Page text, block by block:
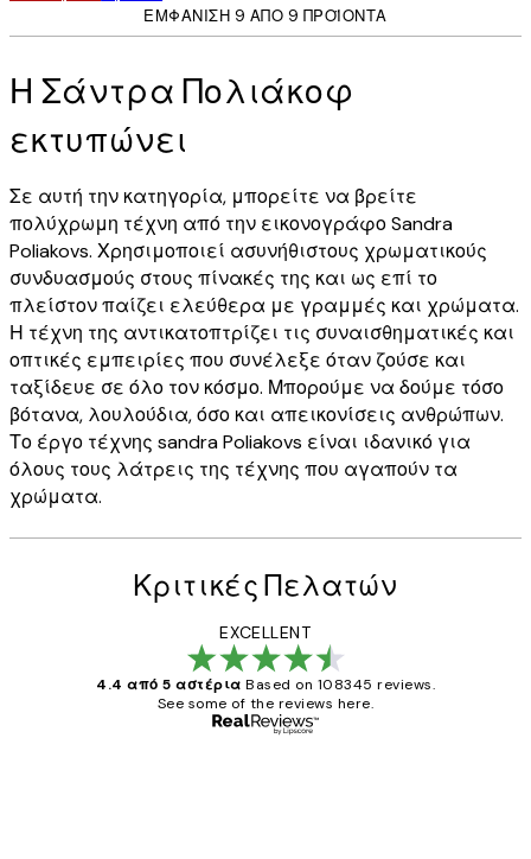
ΕΜΦΆΝΙΣΗ 9 ΑΠΌ 9 ΠΡΟΪΌΝΤΑ
Η Σάντρα Πολιάκοφ
εκτυπώνει
Σε αυτή την κατηγορία, μπορείτε να βρείτε
πολύχρωμη τέχνη από την εικονογράφο Sandra
Poliakovs. Χρησιμοποιεί ασυνήθιστους χρωματικούς
συνδυασμούς στους πίνακές της και ως επί το
πλείστον παίζει ελεύθερα με γραμμές και χρώματα.
Η τέχνη της αντικατοπτρίζει τις συναισθηματικές και
οπτικές εμπειρίες που συνέλεξε όταν ζούσε και
ταξίδευε σε όλο τον κόσμο. Μπορούμε να δούμε τόσο
βότανα, λουλούδια, όσο και απεικονίσεις ανθρώπων.
Το έργο τέχνης sandra Poliakovs είναι ιδανικό για
όλους τους λάτρεις της τέχνης που αγαπούν τα
χρώματα.
Κριτικές Πελατών
EXCELLENT
4.4 από 5 αστέρια Based on 108345 reviews.
See some of the reviews here.